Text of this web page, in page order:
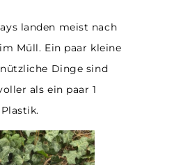
landen meist nach
Müll. Ein paar kleine
Dinge sind
als ein paar 1